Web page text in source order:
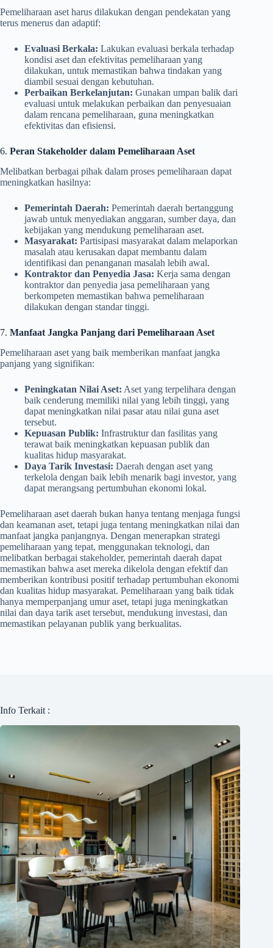
Pemeliharaan aset harus dilakukan dengan pendekatan yang
terus menerus dan adaptif:
Evaluasi Berkala: Lakukan evaluasi berkala terhadap
kondisi aset dan efektivitas pemeliharaan yang
dilakukan, untuk memastikan bahwa tindakan yang
diambil sesuai dengan kebutuhan.
Perbaikan Berkelanjutan: Gunakan umpan balik dari
evaluasi untuk melakukan perbaikan dan penyesuaian
dalam rencana pemeliharaan, guna meningkatkan
efektivitas dan efisiensi.
6. Peran Stakeholder dalam Pemeliharaan Aset
Melibatkan berbagai pihak dalam proses pemeliharaan dapat
meningkatkan hasilnya:
Pemerintah Daerah: Pemerintah daerah bertanggung
jawab untuk menyediakan anggaran, sumber daya, dan
kebijakan yang mendukung pemeliharaan aset.
Masyarakat: Partisipasi masyarakat dalam melaporkan
masalah atau kerusakan dapat membantu dalam
identifikasi dan penanganan masalah lebih awal.
Kontraktor dan Penyedia Jasa: Kerja sama dengan
kontraktor dan penyedia jasa pemeliharaan yang
berkompeten memastikan bahwa pemeliharaan
dilakukan dengan standar tinggi.
7. Manfaat Jangka Panjang dari Pemeliharaan Aset
Pemeliharaan aset yang baik memberikan manfaat jangka
panjang yang signifikan:
Peningkatan Nilai Aset: Aset yang terpelihara dengan
baik cenderung memiliki nilai yang lebih tinggi, yang
dapat meningkatkan nilai pasar atau nilai guna aset
tersebut.
Kepuasan Publik: Infrastruktur dan fasilitas yang
terawat baik meningkatkan kepuasan publik dan
kualitas hidup masyarakat.
Daya Tarik Investasi: Daerah dengan aset yang
terkelola dengan baik lebih menarik bagi investor, yang
dapat merangsang pertumbuhan ekonomi lokal.
Pemeliharaan aset daerah bukan hanya tentang menjaga fungsi
dan keamanan aset, tetapi juga tentang meningkatkan nilai dan
manfaat jangka panjangnya. Dengan menerapkan strategi
pemeliharaan yang tepat, menggunakan teknologi, dan
melibatkan berbagai stakeholder, pemerintah daerah dapat
memastikan bahwa aset mereka dikelola dengan efektif dan
memberikan kontribusi positif terhadap pertumbuhan ekonomi
dan kualitas hidup masyarakat. Pemeliharaan yang baik tidak
hanya memperpanjang umur aset, tetapi juga meningkatkan
nilai dan daya tarik aset tersebut, mendukung investasi, dan
memastikan pelayanan publik yang berkualitas.
Info Terkait :